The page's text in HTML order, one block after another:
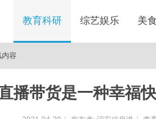
教育科研 综艺娱乐 美
内容
播带货是一种幸福